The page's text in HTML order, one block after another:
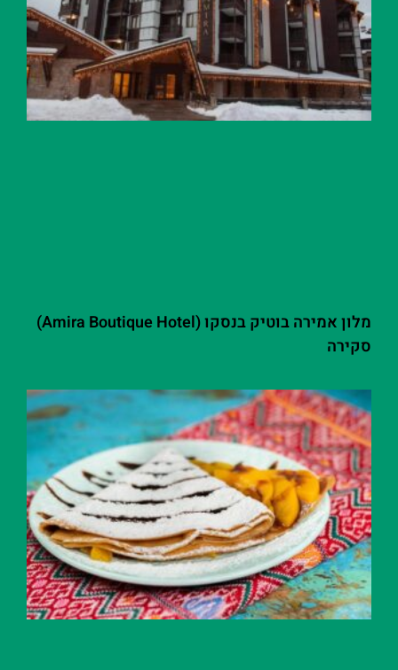
מלון אמירה בוטיק בנסקו (Amira Boutique Hotel)
סקירה